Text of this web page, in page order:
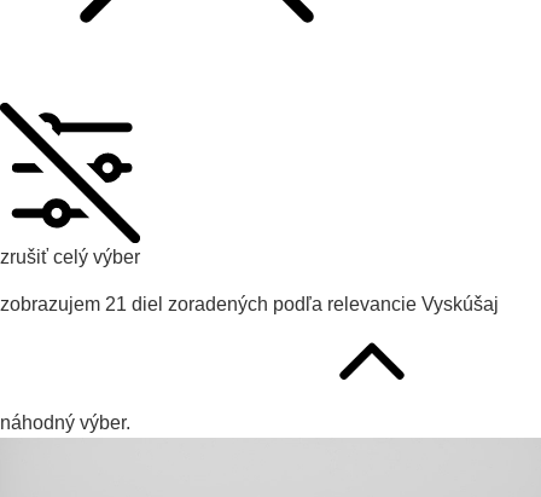
zrušiť celý výber
zobrazujem 21 diel zoradených podľa relevancie Vyskúšaj
náhodný výber.